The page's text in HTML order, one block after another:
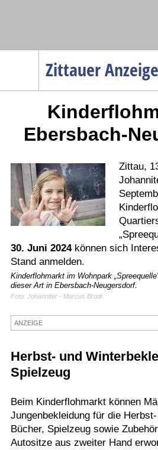
Zittauer
Menüpunkte
Gesellschaft
Wirtschaft
Service
Verkehr
Gesundheit
Kultur
Sport
Termine
Ebersbach-
Zittau,
30. Juni 2024können sich
Stand anmelden.
Kinderflohmarkt im Wohnpark
dieser Art in Ebersbach-Neugersdorf.
Foto: Johanniter - Marcus Brodt
ANZEIGE
Herbst- und
Spielzeug
Beim Kinderflohmarkt können
Jungenbekleidung für die
Bücher, Spielzeug sowie
Autositze aus zweiter Hand